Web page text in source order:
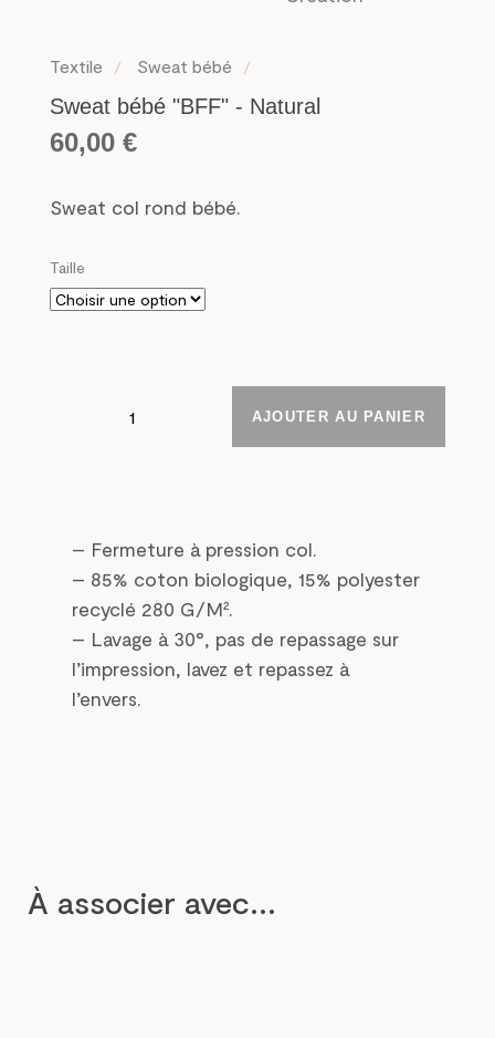
Textile Sweat bébé
Sweat bébé "BFF" - Natural
60,00 €
Sweat col rond bébé.
Taille
AJOUTER AU PANIER
– Fermeture à pression col.
– 85% coton biologique, 15% polyester
recyclé 280 G/M².
– Lavage à 30°, pas de repassage sur
l’impression, lavez et repassez à
l’envers.
À associer avec...